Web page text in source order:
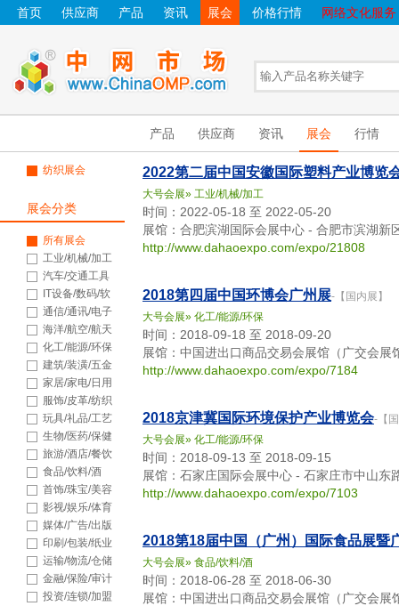
首页 供应商 产品 资讯 展会 价格行情 网络文化服务
产品 供应商 资讯 展会 行情
纺织展会
展会分类
所有展会
工业/机械/加工
汽车/交通工具
IT设备/数码/软
件 通信/通讯/电子
海洋/航空/航天
化工/能源/环保
建筑/装潢/五金
家居/家电/日用
品 服饰/皮革/纺织
玩具/礼品/工艺
品 生物/医药/保健
旅游/酒店/餐饮
食品/饮料/酒
首饰/珠宝/美容
影视/娱乐/体育
媒体/广告/出版
印刷/包装/纸业
运输/物流/仓储
金融/保险/审计
投资/连锁/加盟
2022第二届中国安徽国际塑料产业博览
大号会展» 工业/机械/加工
时间：2022-05-18 至 2022-05-20
展馆：合肥滨湖国际会展中心 - 合肥市滨湖新
http://www.dahaoexpo.com/expo/21808
2018第四届中国环博会广州展-【国内展】
大号会展» 化工/能源/环保
时间：2018-09-18 至 2018-09-20
展馆：中国进出口商品交易会展馆（广交会
http://www.dahaoexpo.com/expo/7184
2018京津冀国际环境保护产业博览会-【
大号会展» 化工/能源/环保
时间：2018-09-13 至 2018-09-15
展馆：石家庄国际会展中心 - 石家庄市中山东
http://www.dahaoexpo.com/expo/7103
2018第18届中国（广州）国际食品展暨
大号会展» 食品/饮料/酒
时间：2018-06-28 至 2018-06-30
展馆：中国进出口商品交易会展馆（广交会